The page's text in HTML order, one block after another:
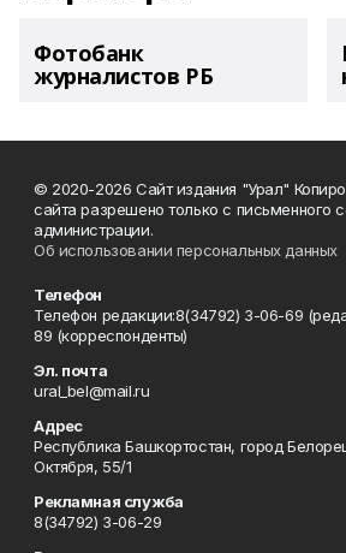
Фотобанк
журналистов РБ
© 2020-2026 Сайт издания "Урал"
сайта разрешено только с письменного
администрации.
Об использовании персональных данных
Телефон
Телефон редакции:8(34792) 3-06-69
89 (корреспонденты)
Эл. почта
ural_bel@mail.ru
Адрес
Республика Башкортостан, город
Октября, 55/1
Рекламная служба
8(34792) 3-06-29